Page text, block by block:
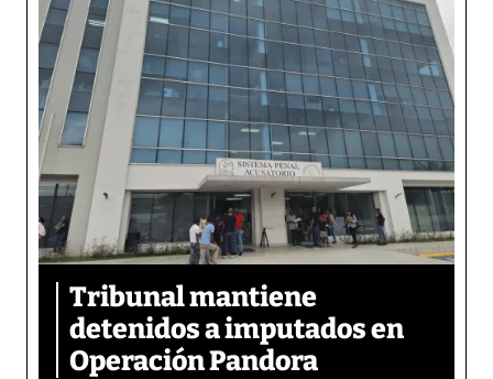
Tribunal mantiene
detenidos a imputados en
Operación Pandora